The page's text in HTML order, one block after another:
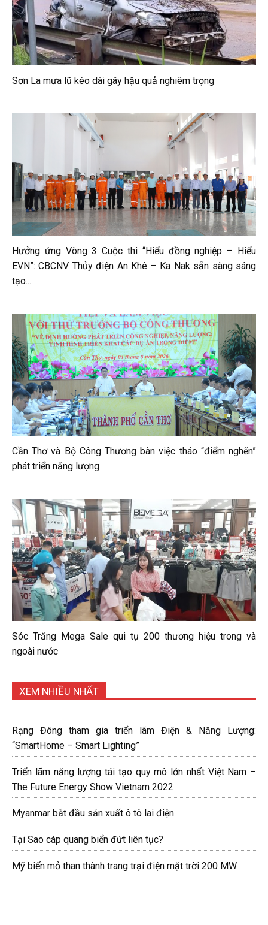
Sơn La mưa lũ kéo dài gây hậu quả nghiêm trọng
Hưởng ứng Vòng 3 Cuộc thi “Hiểu đồng nghiệp – Hiểu
EVN”: CBCNV Thủy điện An Khê – Ka Nak sẵn sàng sáng
tạo...
Cần Thơ và Bộ Công Thương bàn việc tháo “điểm nghẽn”
phát triển năng lượng
Sóc Trăng Mega Sale qui tụ 200 thương hiệu trong và
ngoài nước
XEM NHIỀU NHẤT
Rạng Đông tham gia triển lãm Điện & Năng Lượng:
“SmartHome – Smart Lighting”
Triển lãm năng lượng tái tạo quy mô lớn nhất Việt Nam –
The Future Energy Show Vietnam 2022
Myanmar bắt đầu sản xuất ô tô lai điện
Tại Sao cáp quang biển đứt liên tục?
Mỹ biến mỏ than thành trang trại điện mặt trời 200 MW